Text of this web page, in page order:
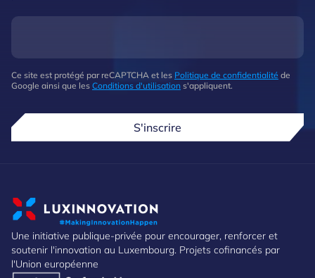
Ce site est protégé par reCAPTCHA et les Politique de confidentialité de
Google ainsi que les Conditions d'utilisation s'appliquent.
S'inscrire
Une initiative publique-privée pour encourager, renforcer et
soutenir l'innovation au Luxembourg. Projets cofinancés par
l'Union européenne